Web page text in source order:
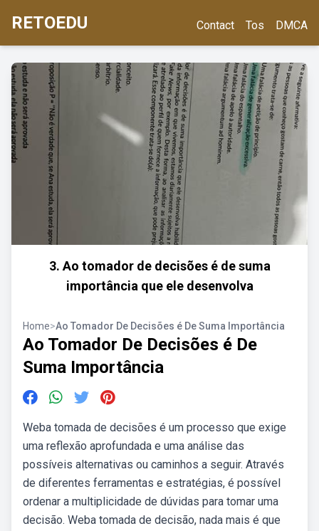
RETOEDU Contact Tos DMCA
3. Ao tomador de decisões é de suma
importância que ele desenvolva
Home>Ao Tomador De Decisões é De Suma Importância
Ao Tomador De Decisões é De
Suma Importância
Weba tomada de decisões é um processo que exige
uma reflexão aprofundada e uma análise das
possíveis alternativas ou caminhos a seguir. Através
de diferentes ferramentas e estratégias, é possível
ordenar a multiplicidade de dúvidas para tomar uma
decisão. Weba tomada de decisão, nada mais é que